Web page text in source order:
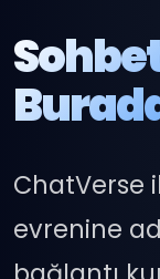
ChatVerse
evrenine